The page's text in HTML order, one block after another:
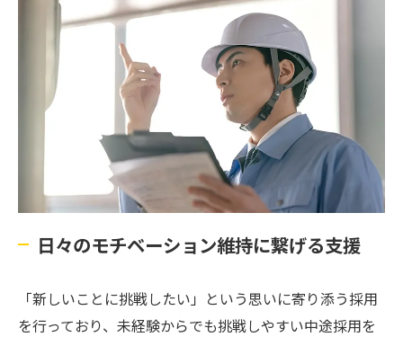
日々のモチベーション維持に繋げる支援
「新しいことに挑戦したい」という思いに寄り添う採用
を行っており、未経験からでも挑戦しやすい中途採用を